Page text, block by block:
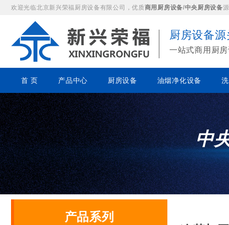
欢迎光临北京新兴荣福厨房设备有限公司，优质商用厨房设备/中央厨房设备
厨房设备源
一站式商用厨
首 页 产品中心 厨房设备 油烟净化设备
中
产品系列